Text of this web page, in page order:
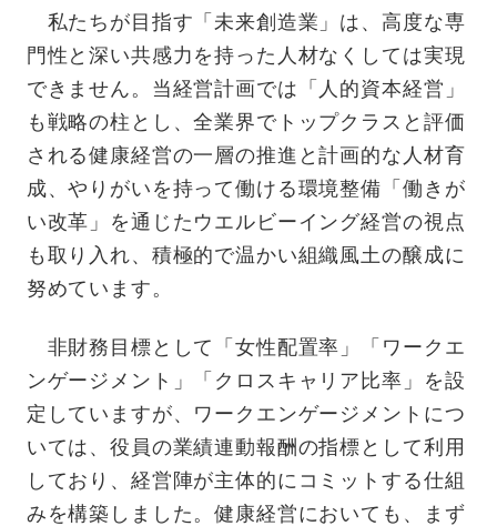
私たちが目指す「未来創造業」は、高度な専
門性と深い共感力を持った人材なくしては実現
できません。当経営計画では「人的資本経営」
も戦略の柱とし、全業界でトップクラスと評価
される健康経営の一層の推進と計画的な人材育
成、やりがいを持って働ける環境整備「働きが
い改革」を通じたウエルビーイング経営の視点
も取り入れ、積極的で温かい組織風土の醸成に
努めています。
非財務目標として「女性配置率」「ワークエ
ンゲージメント」「クロスキャリア比率」を設
定していますが、ワークエンゲージメントにつ
いては、役員の業績連動報酬の指標として利用
しており、経営陣が主体的にコミットする仕組
みを構築しました。健康経営においても、まず